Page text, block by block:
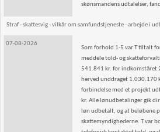
skønsmandens udtalelser,
Straf - skattesvig - vilkår om samfundstjeneste - arbejde i
07-08-2026
Som forhold 1-5 var T tiltalt
meddele told- og
541.841 kr. for indkomståret
herved unddraget 1.030.170
forbindelse med et projekt
kr. Alle lønudbetalinger gik
løn udbetalt, og at beløbene
skattemyndighederne. T var